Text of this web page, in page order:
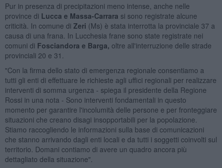
Pur in presenza di precipitazioni meno intense, anche nelle
province di Lucca e Massa-Carrara si sono registrate alcune
criticità. In comune di Zeri (Ms) è stata interrotta la provinciale 37 a
causa di una frana. In Lucchesia frane sono state registrate nei
comuni di Fosciandora e Barga, oltre all'interruzione delle strade
provinciali 20 e 31.
"Con la firma dello stato di emergenza regionale consentiamo a
tutti gli enti di effettuare le richieste agli uffici regionali per realizzare
interventi di somma urgenza - spiega il presidente della Regione
Rossi in una nota - Sono interventi fondamentali in questo
momento per garantire l'incolumità delle persone e per fronteggiare
situazioni che creano disagi insopportabili per la popolazione.
Stiamo raccogliendo le informazioni sulla base di comunicazioni
che stanno arrivando dagli enti locali e da tutti i soggetti coinvolti sul
territorio. Domani contiamo di avere un quadro ancora più
dettagliato della situazione".